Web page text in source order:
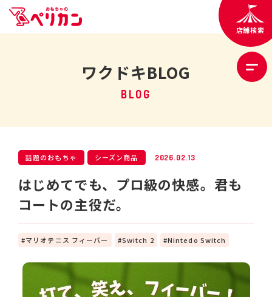
店舗検索
ワクドキBLOG
BLOG
話題のおもちゃ シーズン商品 2026.02.13
はじめてでも、プロ級の快感。君も
コートの主役だ。
マリオテニス フィーバー Switch 2 Nintedo Switch